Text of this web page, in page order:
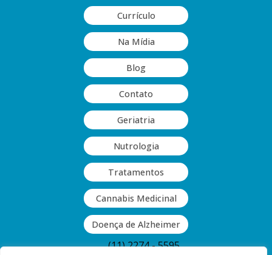
Currículo
Na Mídia
Blog
Contato
Geriatria
Nutrologia
Tratamentos
Cannabis Medicinal
Doença de Alzheimer
(11) 2274 - 5595